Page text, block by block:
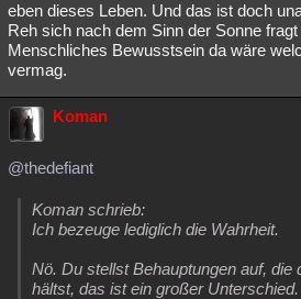
eben dieses Leben. Und das ist doch
Reh sich nach dem Sinn der Sonne
Menschliches Bewusstsein da wäre
vermag.
Koman
@thedefiant
Koman schrieb:
Ich bezeuge lediglich die Wahrheit.
Nö. Du stellst Behauptungen auf, die
hältst, das ist ein großer Unterschied.